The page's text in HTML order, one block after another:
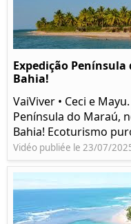
Expedição
Bahia!
VaiViver • Ceci e
Península do Maraú,
Bahia! Ecoturismo
Vidéo publiée le 23/07/